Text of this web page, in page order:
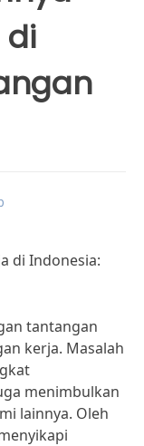
di
di Indonesia:
tantangan
kerja. Masalah
menimbulkan
lainnya. Oleh